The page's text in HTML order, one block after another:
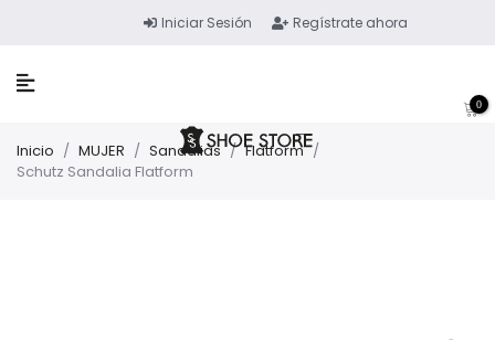
Iniciar Sesión Regístrate ahora
0
Inicio / MUJER / Sandalias / Flatform /
Schutz Sandalia Flatform